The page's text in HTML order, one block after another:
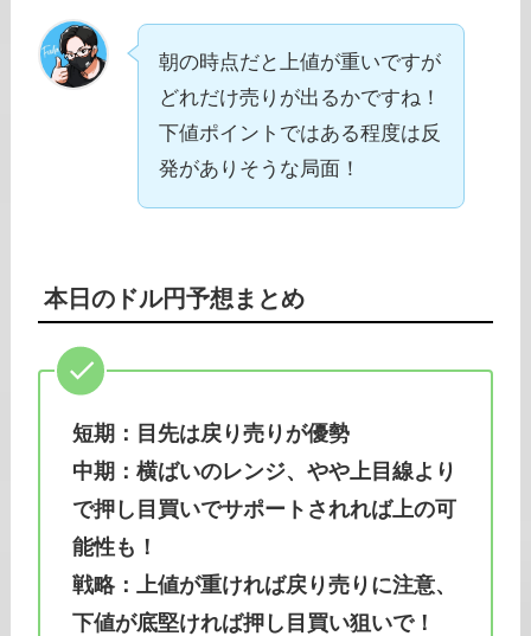
朝の時点だと上値が重いですが
どれだけ売りが出るかですね！
下値ポイントではある程度は反
発がありそうな局面！
本日のドル円予想まとめ
短期：目先は戻り売りが優勢
中期：横ばいのレンジ、やや上目線より
で押し目買いでサポートされれば上の可
能性も！
戦略：上値が重ければ戻り売りに注意、
下値が底堅ければ押し目買い狙いで！